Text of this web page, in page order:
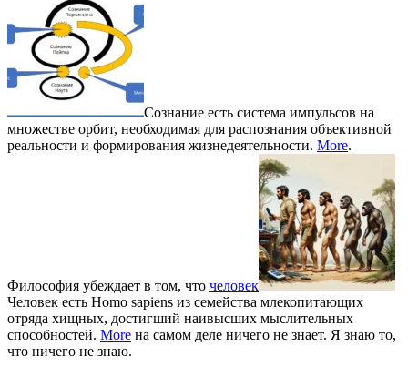
Сознание есть система импульсов на
множестве орбит, необходимая для распознания объективной
реальности и формирования жизнедеятельности. More.
Философия убеждает в том, что человек
Человек есть Homo sapiens из семейства млекопитающих
отряда хищных, достигший наивысших мыслительных
способностей. More на самом деле ничего не знает. Я знаю то,
что ничего не знаю.